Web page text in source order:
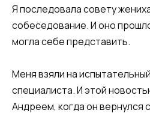
​Я последовала совету
собеседование. И оно
могла себе представить.​
​Меня взяли на
специалиста. И этой
Андреем, когда он вернулся